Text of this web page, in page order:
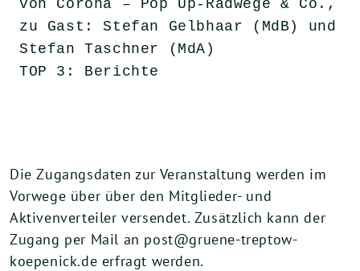
von Corona – Pop Up-Radwege & Co.,
zu Gast: Stefan Gelbhaar (MdB) und
Stefan Taschner (MdA)
TOP 3: Berichte
Die Zugangsdaten zur Veranstaltung werden im
Vorwege über über den Mitglieder- und
Aktivenverteiler versendet. Zusätzlich kann der
Zugang per Mail an post@gruene-treptow-
koepenick.de erfragt werden.